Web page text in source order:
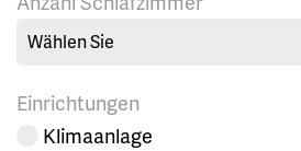
Wählen Sie
Einrichtungen
Klimaanlage